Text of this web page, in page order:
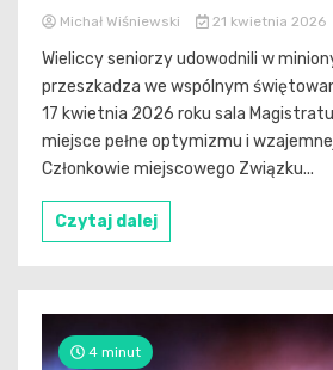
Michał Wiśniewski 21 kwietnia 2026
Wieliccy seniorzy udowodnili w
przeszkadza we wspólnym
17 kwietnia 2026 roku sala
miejsce pełne optymizmu i
Członkowie miejscowego Związku...
Czytaj dalej
4 minut